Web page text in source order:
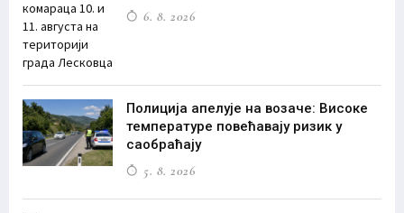
6. 8. 2026
Полиција апелује на возаче: Високе
температуре повећавају ризик у
саобраћају
5. 8. 2026